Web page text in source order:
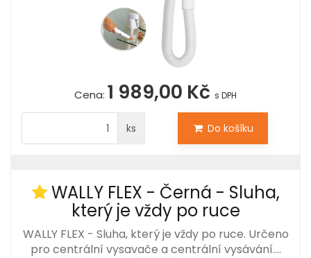
Cena: 1 989,00 Kč s DPH
ks Do košíku
WALLY FLEX - Černá - Sluha,
který je vždy po ruce
WALLY FLEX - Sluha, který je vždy po ruce. Určeno
pro centrální vysavače a centrální vysávání.…